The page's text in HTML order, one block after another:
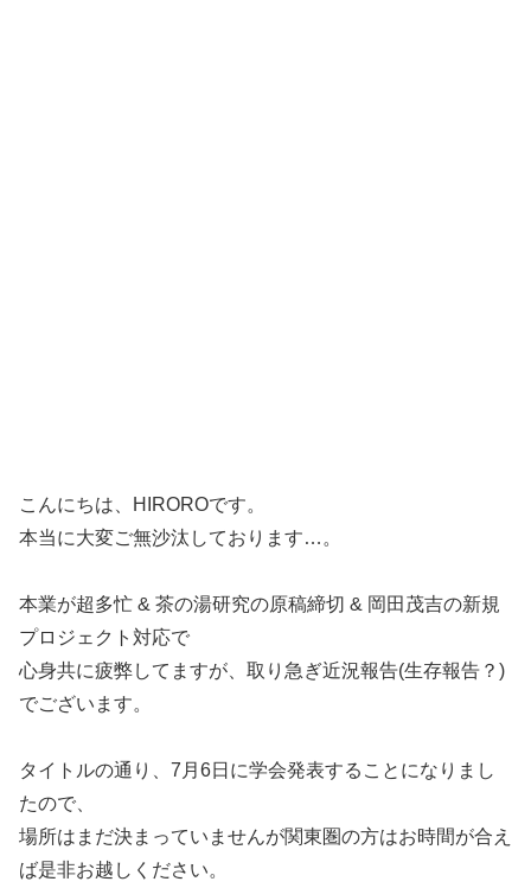
こんにちは、HIROROです。
本当に大変ご無沙汰しております…。
本業が超多忙 & 茶の湯研究の原稿締切 & 岡田茂吉の新規
プロジェクト対応で
心身共に疲弊してますが、取り急ぎ近況報告(生存報告？)
でございます。
タイトルの通り、7月6日に学会発表することになりまし
たので、
場所はまだ決まっていませんが関東圏の方はお時間が合え
ば是非お越しください。